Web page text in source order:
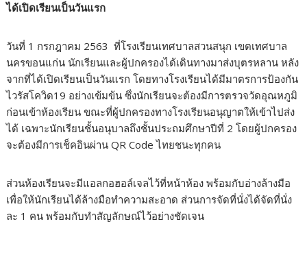
ได้เปิดเรียนเป็นวันแรก
วันที่ 1 กรกฎาคม 2563 ที่โรงเรียนเทศบาลสวนสนุก เขตเทศบาล
นครขอนแก่น นักเรียนและผู้ปกครองได้เดินทางมาส่งบุตรหลาน หลัง
จากที่ได้เปิดเรียนเป็นวันแรก โดยทางโรงเรียนได้มีมาตรการป้องกัน
ไวรัสโควิด19 อย่างเข้มข้น ซึ่งนักเรียนจะต้องมีการตรวจวัดอุณหภูมิ
ก่อนเข้าห้องเรียน ขณะที่ผู้ปกครองทางโรงเรียนอนุญาตให้เข้าไปส่ง
ได้ เฉพาะนักเรียนชั้นอนุบาลถึงชั้นประถมศึกษาปีที่ 2 โดยผู้ปกครอง
จะต้องมีการเช็คอินผ่าน QR Code ไทยชนะทุกคน
ส่วนห้องเรียนจะมีแอลกอฮอล์เจลไว้ที่หน้าห้อง พร้อมกับอ่างล้างมือ
เพื่อให้นักเรียนได้ล้างมือทำความสะอาด ส่วนการจัดที่นั่งได้จัดที่นั่ง
ละ 1 คน พร้อมกับทำสัญลักษณ์ไว้อย่างชัดเจน